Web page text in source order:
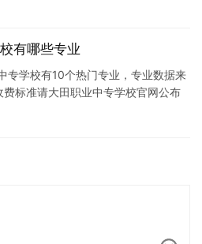
有哪些专业
专学校有10个热门专业，专业数据来
标准请大田职业中专学校官网公布